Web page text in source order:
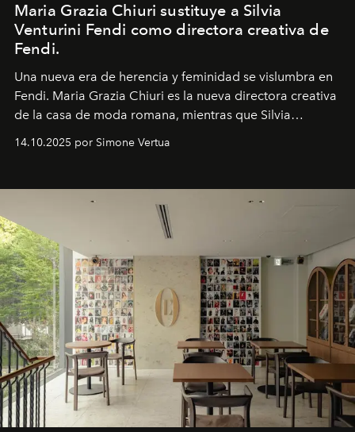
Maria Grazia Chiuri sustituye a Silvia
Venturini Fendi como directora creativa de
Fendi.
Una nueva era de herencia y feminidad se vislumbra en
Fendi. Maria Grazia Chiuri es la nueva directora creativa
de la casa de moda romana, mientras que Silvia
14.10.2025 por Simone Vertua